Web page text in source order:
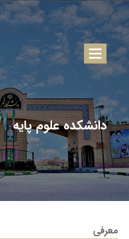
دانشکده علوم پایه
معرفی